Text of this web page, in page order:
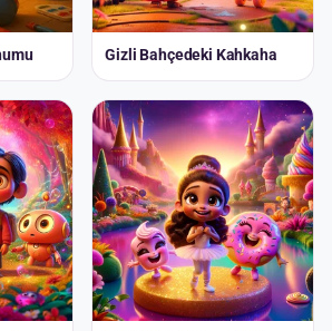
Gizli Bahçedeki Kahkaha